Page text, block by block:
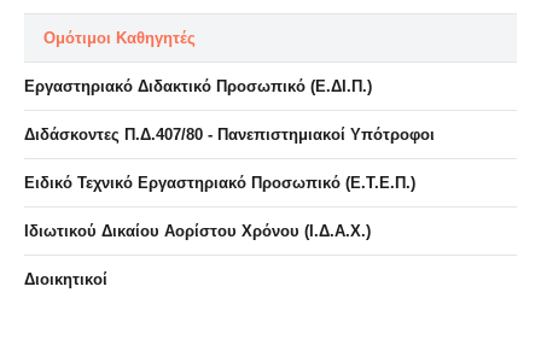
Ομότιμοι Καθηγητές
Εργαστηριακό Διδακτικό Προσωπικό (Ε.ΔΙ.Π.)
Διδάσκοντες Π.Δ.407/80 - Πανεπιστημιακοί Υπότροφοι
Ειδικό Τεχνικό Εργαστηριακό Προσωπικό (Ε.Τ.Ε.Π.)
Ιδιωτικού Δικαίου Αορίστου Χρόνου (Ι.Δ.Α.Χ.)
Διοικητικοί